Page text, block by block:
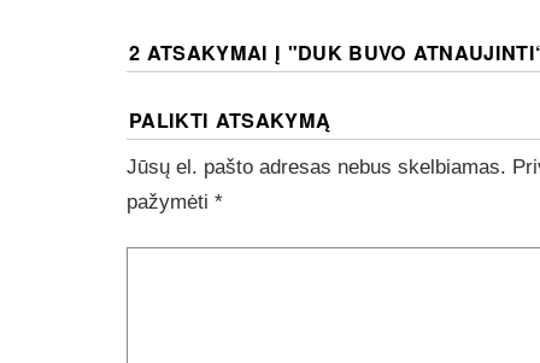
2 ATSAKYMAI Į "DUK BUVO ATNAUJINTI
PALIKTI ATSAKYMĄ
Jūsų el. pašto adresas nebus skelbiamas.
pažymėti *